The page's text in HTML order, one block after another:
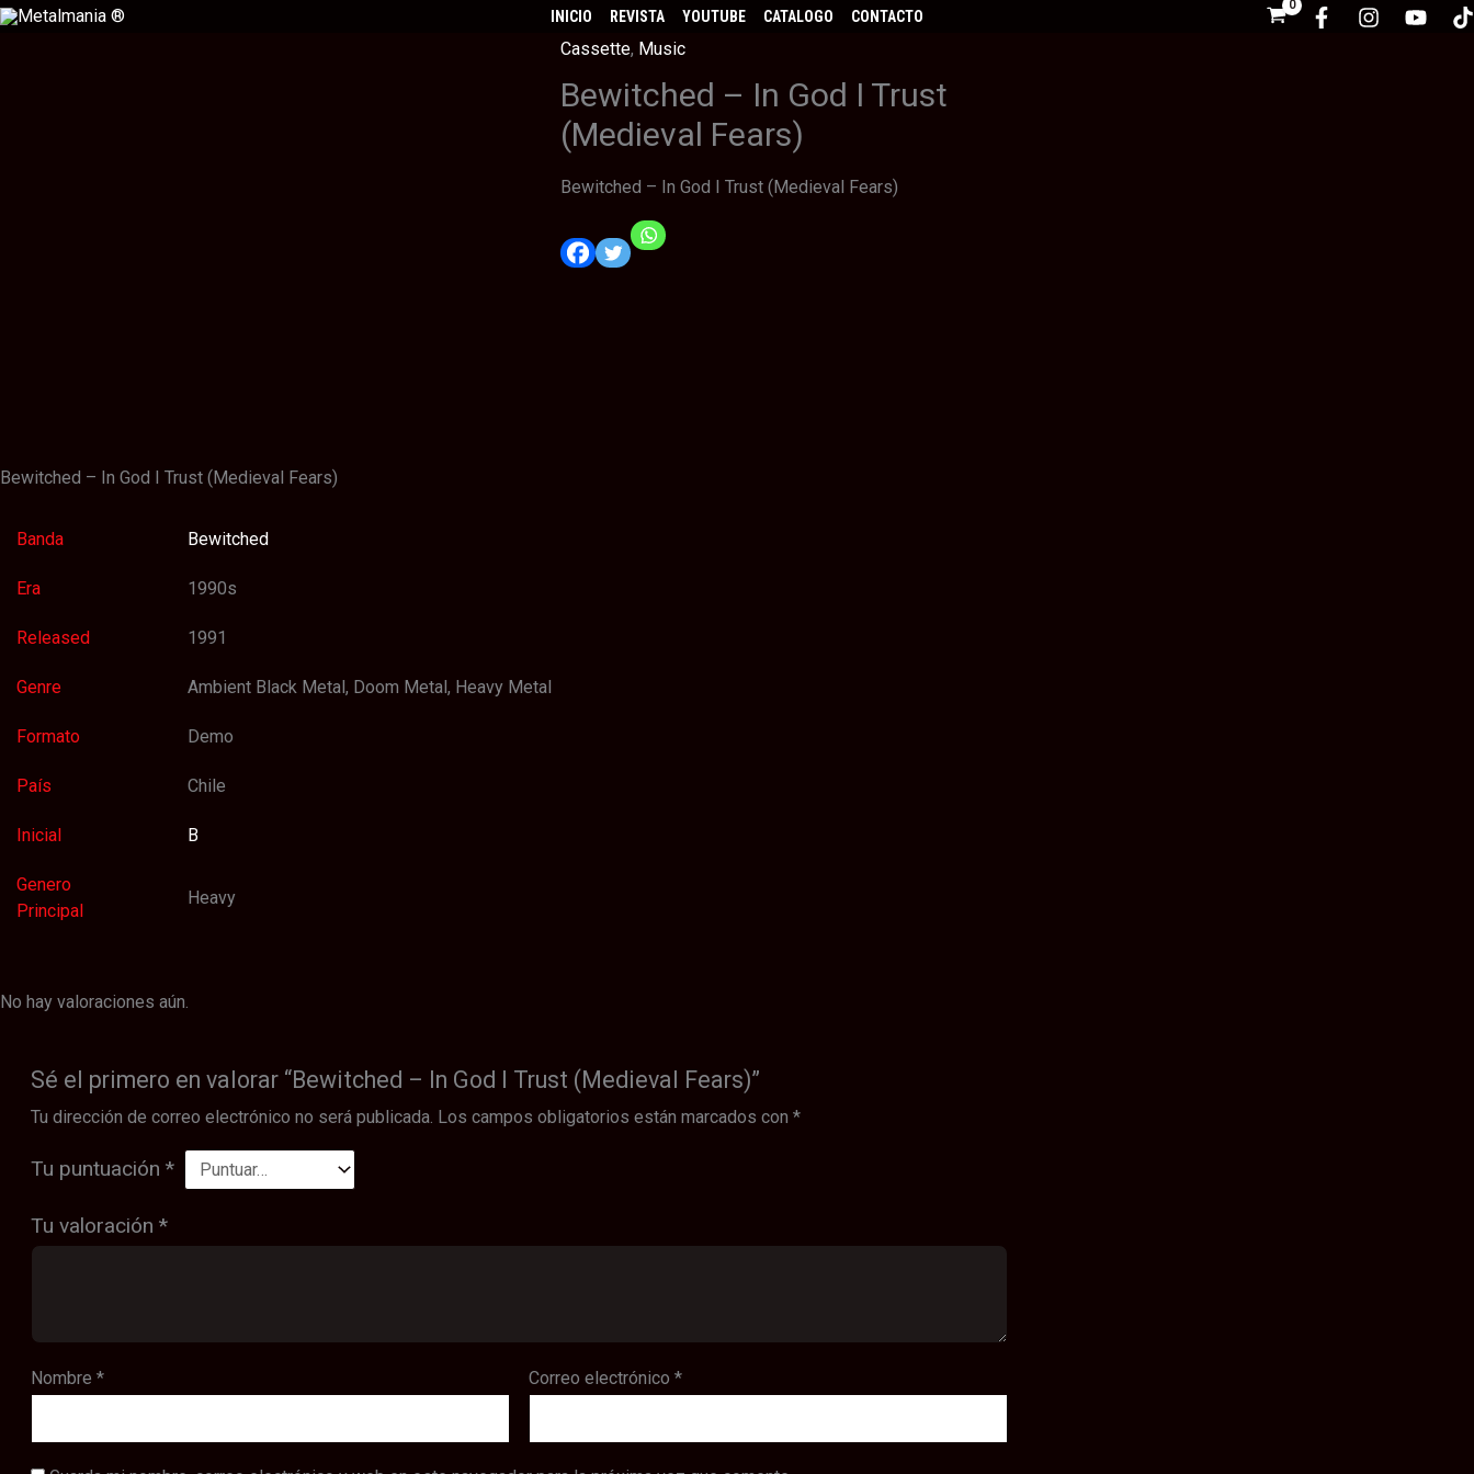
Ir
INICIO REVISTA YOUTUBE CATALOGO CONTACTO
Cassette, Music
Bewitched – In God I Trust
(Medieval Fears)
Bewitched – In God I Trust (Medieval Fears)
Bewitched – In God I Trust (Medieval Fears)
Banda Bewitched
Era 1990s
Released 1991
Genre Ambient Black Metal, Doom Metal, Heavy Metal
Formato Demo
País Chile
Inicial B
Genero
Principal
Heavy
No hay valoraciones aún.
Sé el primero en valorar “Bewitched – In God I Trust (Medieval Fears)”
Tu dirección de correo electrónico no será publicada. Los campos obligatorios están marcados con *
Tu puntuación *
Tu valoración *
Nombre * Correo electrónico*